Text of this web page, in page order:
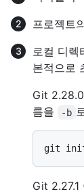
프로젝트
로컬 디렉
본적으로
Git
름을
-b
Git 2.27.1